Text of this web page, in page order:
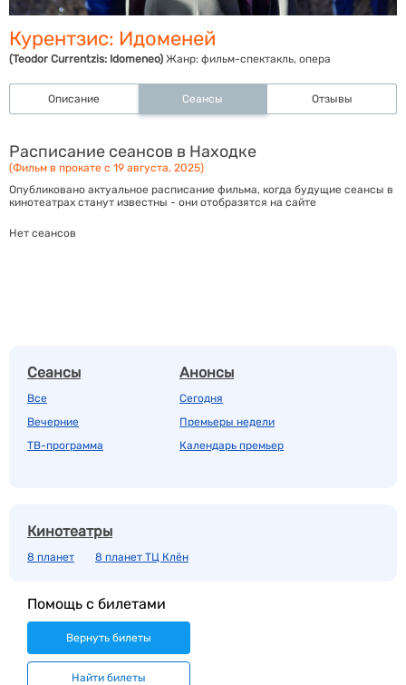
Курентзис: Идоменей
(Teodor Currentzis: Idomeneo) Жанр: фильм-спектакль, опера
Описание Сеансы Отзывы
Расписание сеансов в Находке
(Фильм в прокате с 19 августа, 2025)
Опубликовано актуальное расписание фильма, когда будущие сеансы в
кинотеатрах станут известны - они отобразятся на сайте
Нет сеансов
Сеансы
Все
Вечерние
ТВ-программа
Анонсы
Сегодня
Премьеры недели
Календарь премьер
Кинотеатры
8 планет 8 планет ТЦ Клён
Помощь с билетами
Вернуть билеты
Найти билеты